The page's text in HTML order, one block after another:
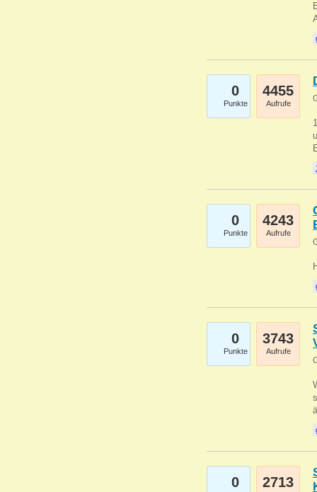
0
Punkte
4455
Aufrufe
0
Punkte
4243
Aufrufe
0
Punkte
3743
Aufrufe
0 2713